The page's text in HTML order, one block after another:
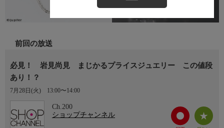
前回の放送
必見！ 岩見尚見 まじかるプライスジュエリー この値段
あり！？
7月28日(火) 13:00〜14:00
Ch.200
ショップチャンネル